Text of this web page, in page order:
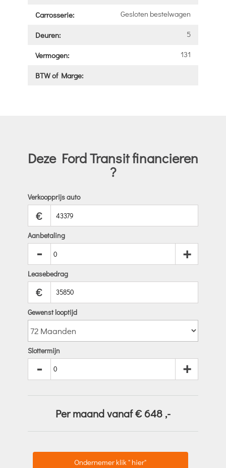
Carrosserie: Gesloten bestelwagen
Deuren: 5
Vermogen: 131
BTW of Marge:
Deze Ford Transit financieren
?
Verkoopprijs auto
€
Aanbetaling
- +
Leasebedrag
€
Gewenst looptijd
Slottermijn
- +
Per maand vanaf € 648 ,-
Ondernemer klik " hier"